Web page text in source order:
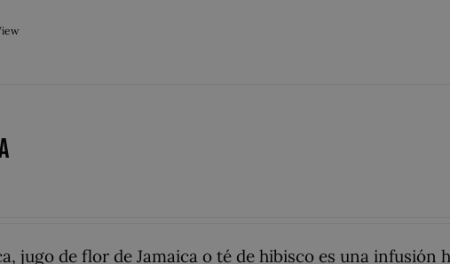
jugo de flor de Jamaica o té de hibisco es una infusión